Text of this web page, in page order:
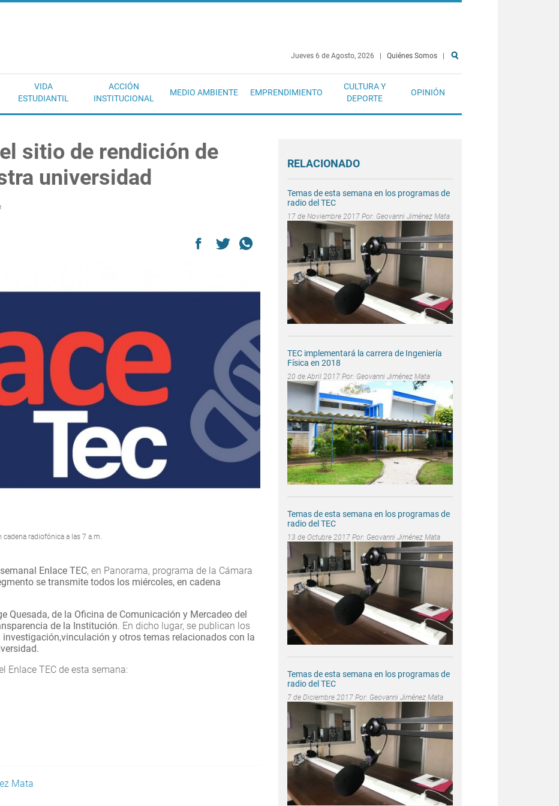
Jueves 6 de Agosto, 2026 Quiénes Somos
VIDA
ESTUDIANTIL
ACCIÓN
INSTITUCIONAL
MEDIO AMBIENTE EMPRENDIMIENTO
CULTURA Y
DEPORTE
OPINIÓN
sitio de rendición de
universidad
radiofónica a las 7 a.m.
Enlace TEC, en Panorama, programa de la Cámara
se transmite todos los miércoles, en cadena
Quesada, de la Oficina de Comunicación y Mercadeo del
de la Institución. En dicho lugar, se publican los
y otros temas relacionados con la
Enlace TEC de esta semana:
Mata
RELACIONADO
Temas de esta semana en los programas de
radio del TEC
17 de Noviembre 2017 Por: Geovanni Jiménez Mata
TEC implementará la carrera de Ingeniería
Física en 2018
20 de Abril 2017 Por: Geovanni Jiménez Mata
Temas de esta semana en los programas de
radio del TEC
13 de Octubre 2017 Por: Geovanni Jiménez Mata
Temas de esta semana en los programas de
radio del TEC
7 de Diciembre 2017 Por: Geovanni Jiménez Mata